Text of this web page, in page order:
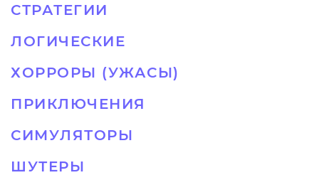
СТРАТЕГИИ
ЛОГИЧЕСКИЕ
ХОРРОРЫ (УЖАСЫ)
ПРИКЛЮЧЕНИЯ
СИМУЛЯТОРЫ
ШУТЕРЫ